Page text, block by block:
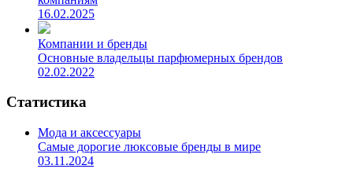
16.02.2025
Компании и бренды
Основные владельцы парфюмерных брендов
02.02.2022
Статистика
Мода и аксессуары
Самые дорогие люксовые бренды в мире
03.11.2024